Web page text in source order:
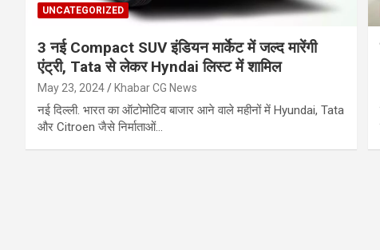
UNCATEGORIZED
3 नई Compact SUV इंडियन मार्केट में जल्द मारेंगी
एंट्री, Tata से लेकर Hyndai लिस्ट में शामिल
May 23, 2024 Khabar CG News
नई दिल्ली. भारत का ऑटोमोटिव बाजार आने वाले महीनों में Hyundai, Tata
और Citroen जैसे निर्माताओं…